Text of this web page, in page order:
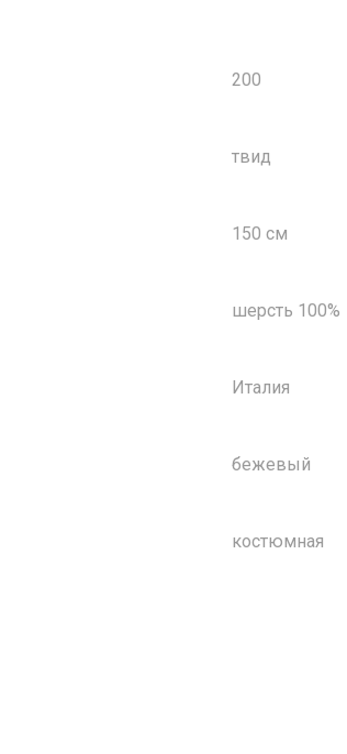
200
твид
150 см
шерсть 100%
Италия
бежевый
костюмная